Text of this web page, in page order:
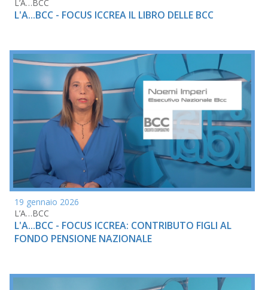
L’A…BCC
L'A...BCC - FOCUS ICCREA IL LIBRO DELLE BCC
19 gennaio 2026
L’A…BCC
L'A...BCC - FOCUS ICCREA: CONTRIBUTO FIGLI AL
FONDO PENSIONE NAZIONALE